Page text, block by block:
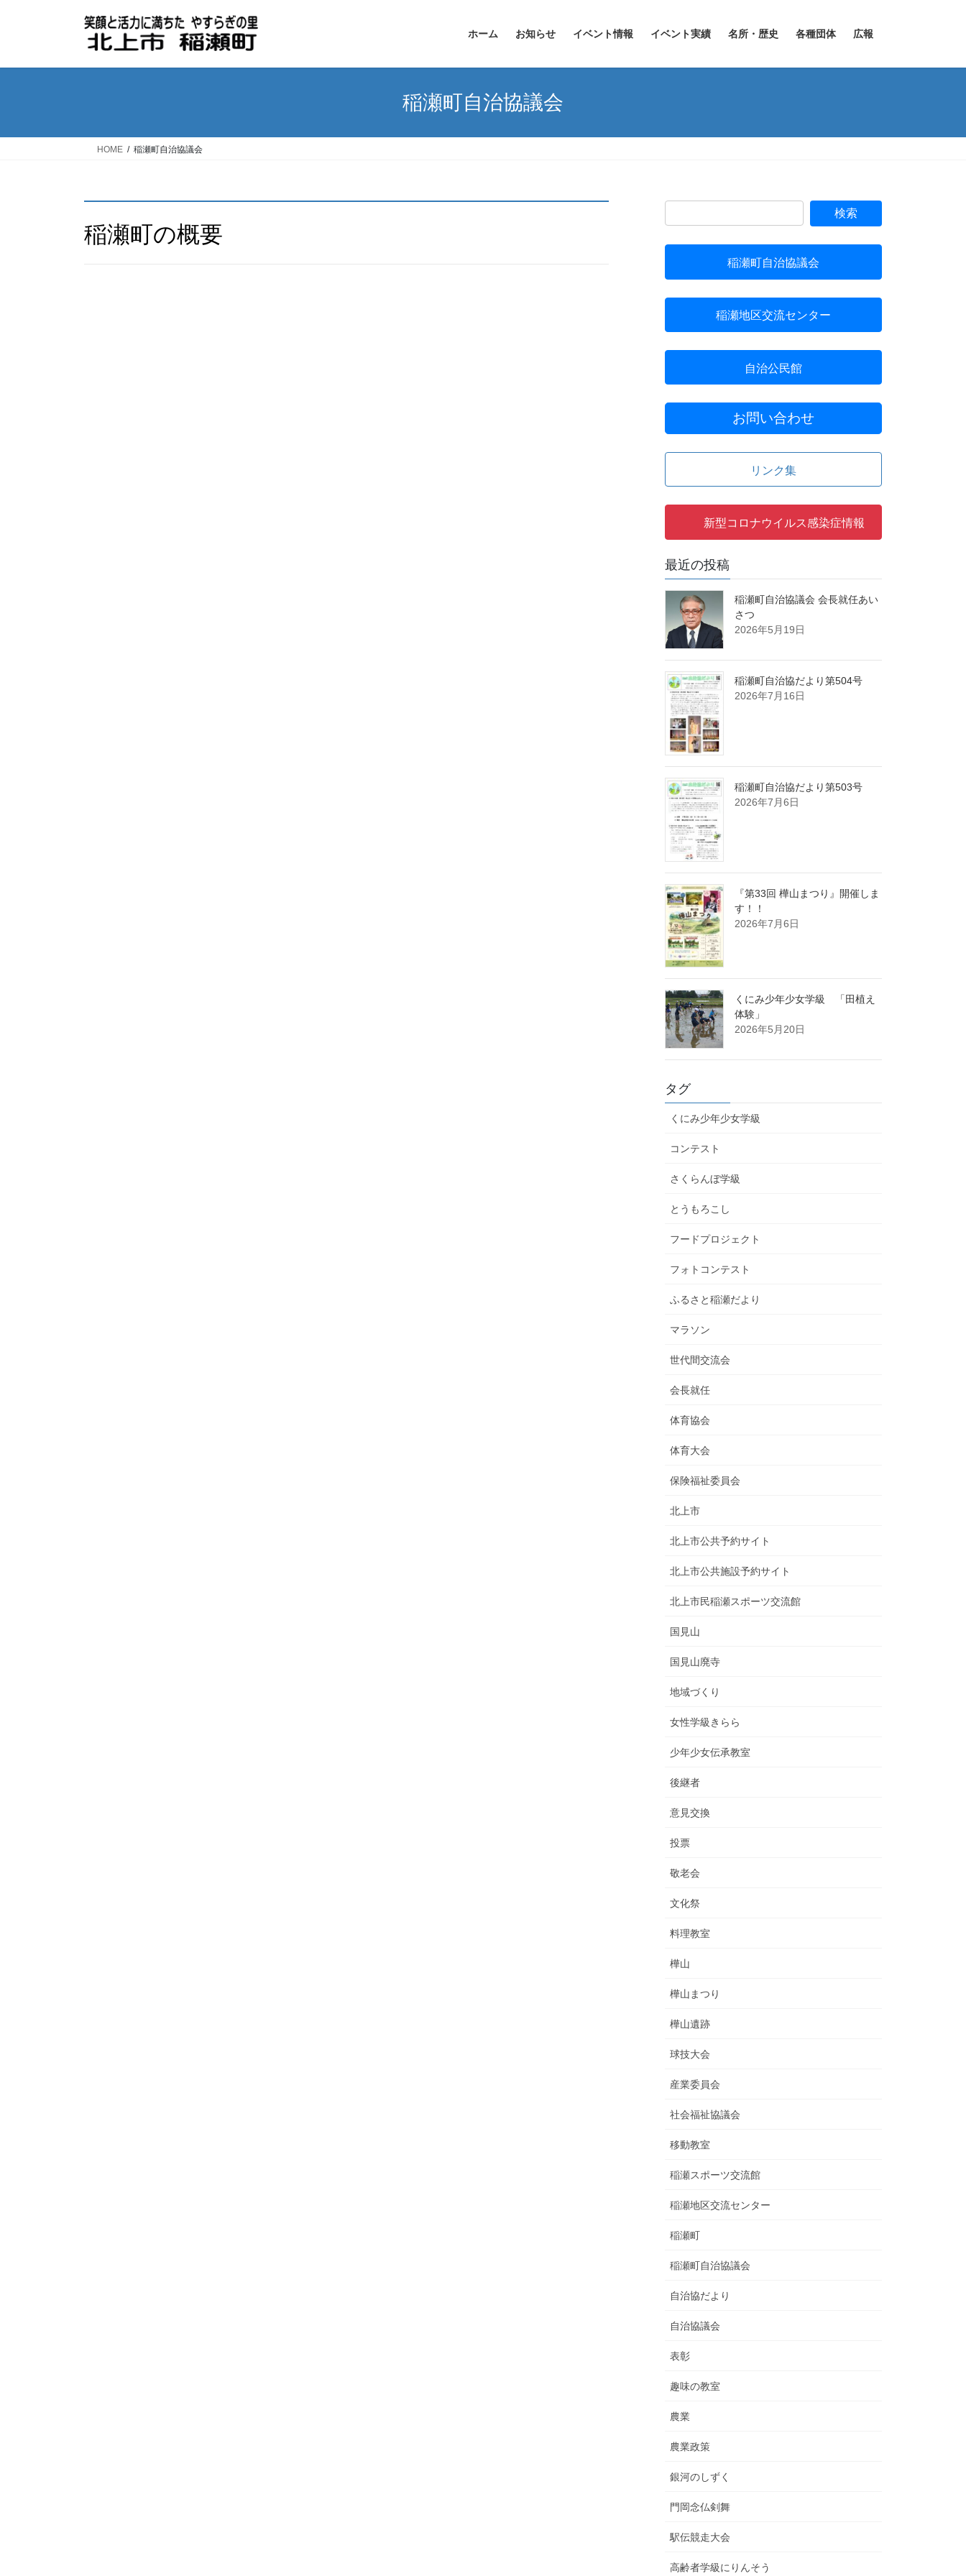
ホーム お知らせ イベント情報 イベント実績 名所・歴史 各種団体 広報
稲瀬町自治協議会
HOME 稲瀬町自治協議会
稲瀬町の概要
稲瀬町自治協議会
稲瀬地区交流センター
自治公民館
お問い合わせ
リンク集
新型コロナウイルス感染症情報
最近の投稿
稲瀬町自治協議会 会長就任あい
さつ
2026年5月19日
稲瀬町自治協だより第504号
2026年7月16日
稲瀬町自治協だより第503号
2026年7月6日
『第33回 樺山まつり』開催しま
す！！
2026年7月6日
くにみ少年少女学級 「田植え
体験」
2026年5月20日
タグ
くにみ少年少女学級
コンテスト
さくらんぼ学級
とうもろこし
フードプロジェクト
フォトコンテスト
ふるさと稲瀬だより
マラソン
世代間交流会
会長就任
体育協会
体育大会
保険福祉委員会
北上市
北上市公共予約サイト
北上市公共施設予約サイト
北上市民稲瀬スポーツ交流館
国見山
国見山廃寺
地域づくり
女性学級きらら
少年少女伝承教室
後継者
意見交換
投票
敬老会
文化祭
料理教室
樺山
樺山まつり
樺山遺跡
球技大会
産業委員会
社会福祉協議会
移動教室
稲瀬スポーツ交流館
稲瀬地区交流センター
稲瀬町
稲瀬町自治協議会
自治協だより
自治協議会
表彰
趣味の教室
農業
農業政策
銀河のしずく
門岡念仏剣舞
駅伝競走大会
高齢者学級にりんそう